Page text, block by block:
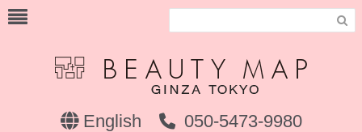

English 050-5473-9980